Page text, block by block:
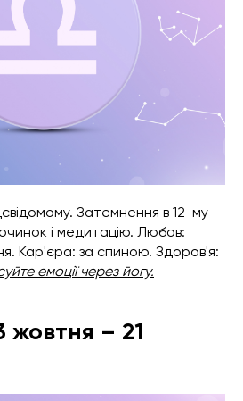
Затемнення в 12-му
і медитацію. Любов:
Кар'єра: за спиною. Здоров'я:
емоції через йогу.
жовтня – 21